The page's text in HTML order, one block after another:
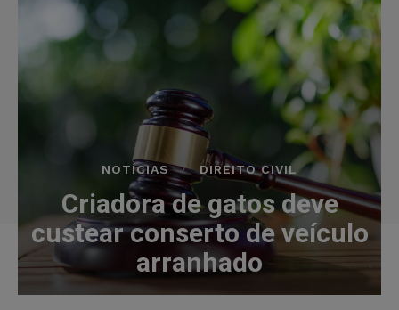
NOTÍCIAS DIREITO CIVIL
Criadora de gatos deve
custear conserto de veículo
arranhado